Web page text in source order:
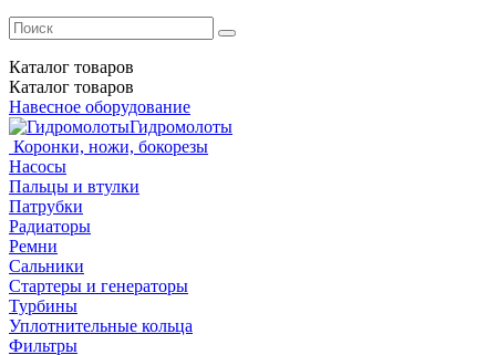
Каталог товаров
Каталог товаров
Навесное оборудование
Гидромолоты
Коронки, ножи, бокорезы
Насосы
Пальцы и втулки
Патрубки
Радиаторы
Ремни
Сальники
Стартеры и генераторы
Турбины
Уплотнительные кольца
Фильтры